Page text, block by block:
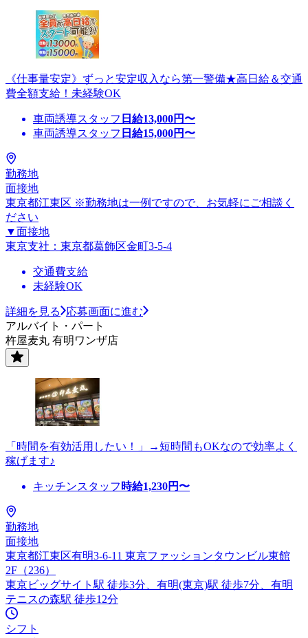
《仕事量安定》ずっと安定収入なら第一警備★高日給＆交通
費全額支給！未経験OK
車両誘導スタッフ 日給13,000円〜
車両誘導スタッフ 日給15,000円〜
勤務地
面接地
東京都江東区 ※勤務地は一例ですので、お気軽にご相談く
ださい
▼面接地
東京支社：東京都葛飾区金町3-5-4
交通費支給
未経験OK
詳細を見る
応募画面に進む
アルバイト・パート
杵屋麦丸 有明ワンザ店
「時間を有効活用したい！」→短時間もOKなので効率よく
稼げます♪
キッチンスタッフ 時給1,230円〜
勤務地
面接地
東京都江東区有明3-6-11 東京ファッションタウンビル東館
2F（236）
東京ビッグサイト駅 徒歩3分、有明(東京)駅 徒歩7分、有明
テニスの森駅 徒歩12分
シフト